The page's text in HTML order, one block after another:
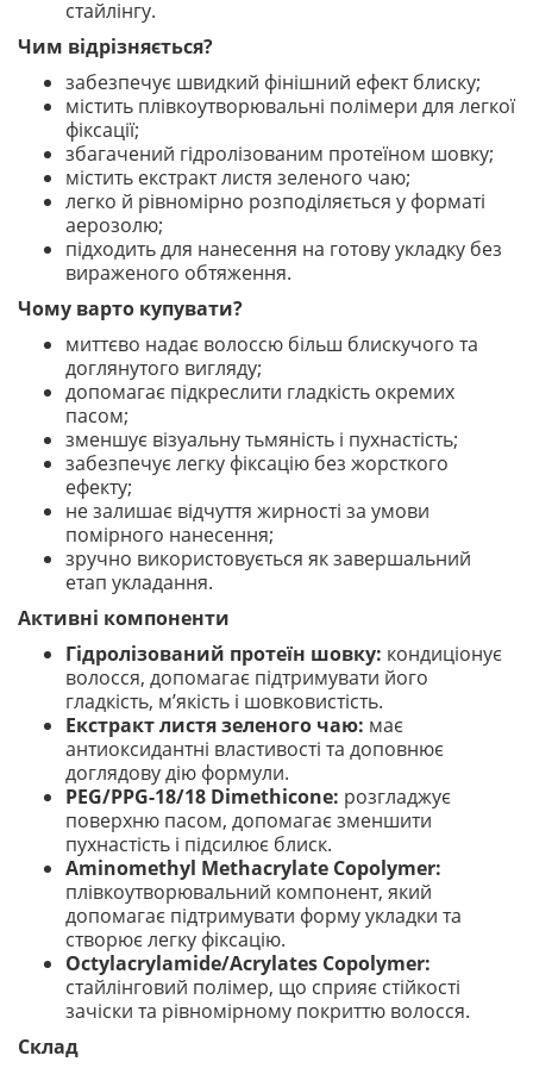
стайлінгу.
Чим відрізняється?
забезпечує швидкий фінішний ефект блиску;
містить плівкоутворювальні полімери для легкої
фіксації;
збагачений гідролізованим протеїном шовку;
містить екстракт листя зеленого чаю;
легко й рівномірно розподіляється у форматі
аерозолю;
підходить для нанесення на готову укладку без
вираженого обтяження.
Чому варто купувати?
миттєво надає волоссю більш блискучого та
доглянутого вигляду;
допомагає підкреслити гладкість окремих
пасом;
зменшує візуальну тьмяність і пухнастість;
забезпечує легку фіксацію без жорсткого
ефекту;
не залишає відчуття жирності за умови
помірного нанесення;
зручно використовується як завершальний
етап укладання.
Активні компоненти
Гідролізований протеїн шовку: кондиціонує
волосся, допомагає підтримувати його
гладкість, м’якість і шовковистість.
Екстракт листя зеленого чаю: має
антиоксидантні властивості та доповнює
доглядову дію формули.
PEG/PPG-18/18 Dimethicone: розгладжує
поверхню пасом, допомагає зменшити
пухнастість і підсилює блиск.
Aminomethyl Methacrylate Copolymer:
плівкоутворювальний компонент, який
допомагає підтримувати форму укладки та
створює легку фіксацію.
Octylacrylamide/Acrylates Copolymer:
стайлінговий полімер, що сприяє стійкості
зачіски та рівномірному покриттю волосся.
Склад